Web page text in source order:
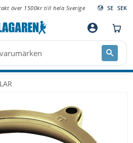
över 1500kr till hela Sverige SE SEK
account_circle